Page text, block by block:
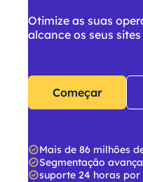
Otimize as suas
alcance os seus
Começar
Mais de 86 milhões
Segmentação
suporte 24 horas